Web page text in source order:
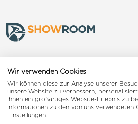
Landquart
Reiden
Wir verwenden Cookies
Wir können diese zur Analyse unserer
unsere Website zu verbessern,
Ihnen ein großartiges Website-Erlebnis zu
Informationen zu den von uns verwendeten
Einstellungen.